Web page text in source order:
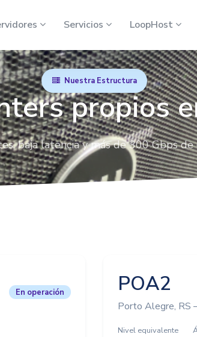
Servidor Dedicado
Alta capacidad y rendimiento para su
infraestructura.
Servidor Dedicado con IA
Servidor con GPU para Inteligencia
Artificial.
Servicios
Colocation
Aloje su servidor en un centro de
datos profesional.
LoopHost
Quiénes Somos
Misión, Visión y Valores.
Nuestra Estructura
Conozca nuestros centros de
Estado de la Estructura
Estado operativo de los
Nuestra Estructura
propios
baja latencia y más de 300 Gbps
En operación POA2
Porto Alegre, RS
Nivel equivalente